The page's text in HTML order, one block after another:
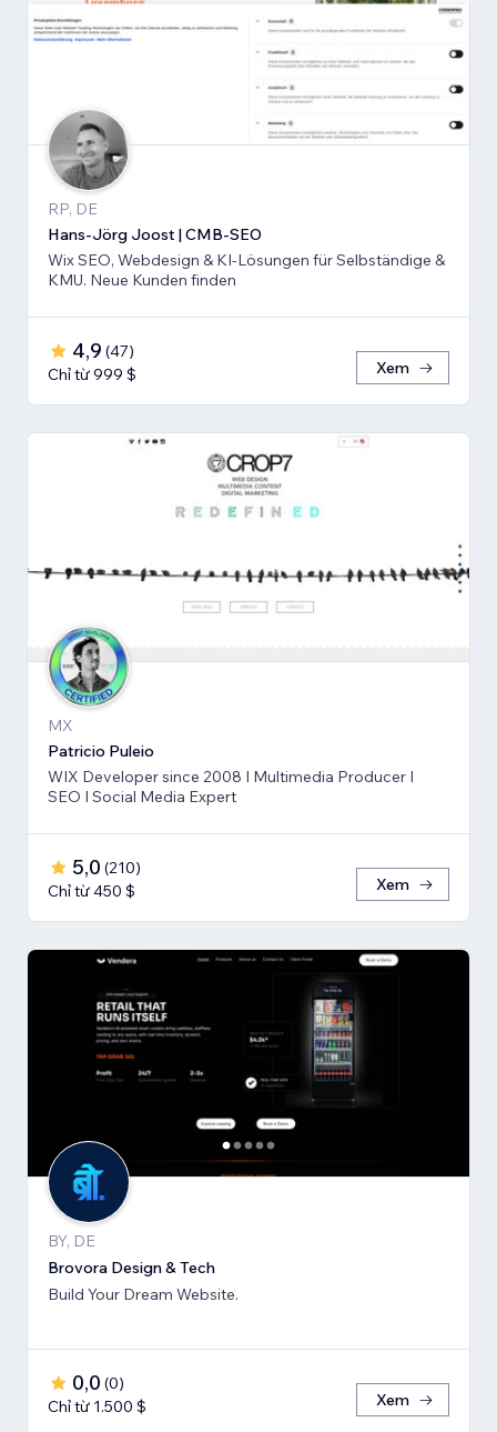
RP, DE
Hans-Jörg Joost | CMB-SEO
Wix SEO, Webdesign & KI-Lösungen für Selbständige &
KMU. Neue Kunden finden
4,9 (47)
Chỉ từ 999 $
Xem
MX
Patricio Puleio
WIX Developer since 2008 I Multimedia Producer I
SEO I Social Media Expert
5,0 (210)
Chỉ từ 450 $
Xem
BY, DE
Brovora Design & Tech
Build Your Dream Website.
0,0 (0)
Chỉ từ 1.500 $
Xem